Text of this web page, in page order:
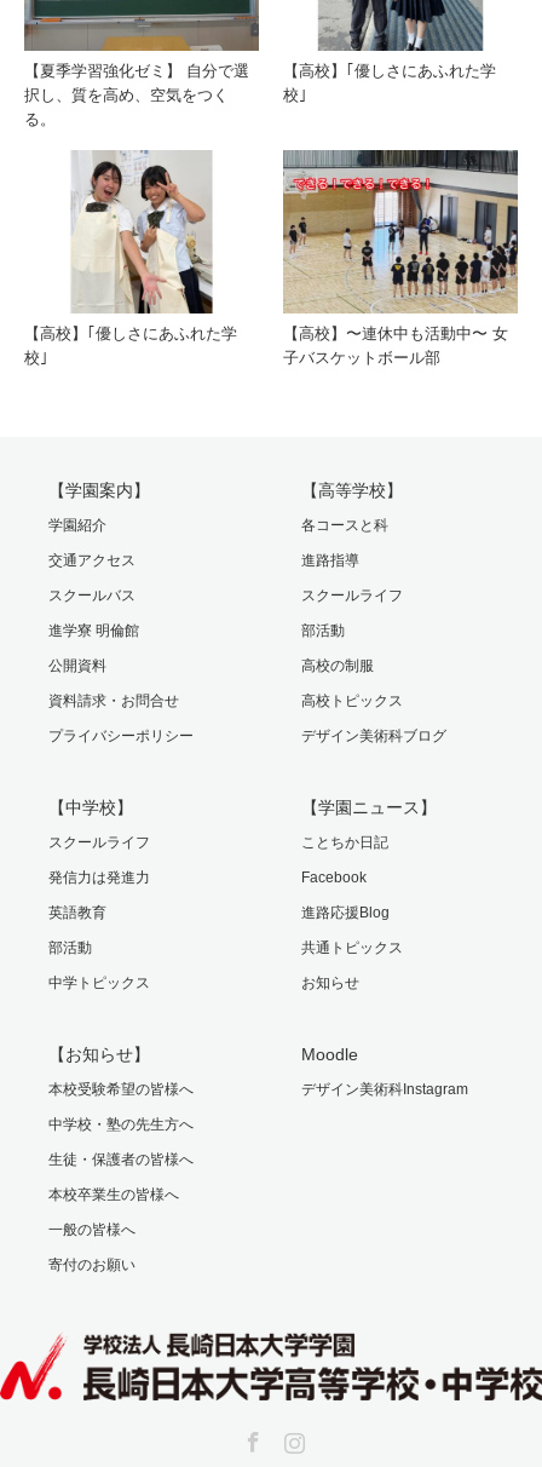
【夏季学習強化ゼミ】 自分で選
択し、質を高め、空気をつく
る。
【高校】｢優しさにあふれた学
校｣
【高校】｢優しさにあふれた学
校｣
【高校】〜連休中も活動中〜 女
子バスケットボール部
【学園案内】
学園紹介
交通アクセス
スクールバス
進学寮 明倫館
公開資料
資料請求・お問合せ
プライバシーポリシー
【高等学校】
各コースと科
進路指導
スクールライフ
部活動
高校の制服
高校トピックス
デザイン美術科ブログ
【中学校】
スクールライフ
発信力は発進力
英語教育
部活動
中学トピックス
【学園ニュース】
ことちか日記
Facebook
進路応援Blog
共通トピックス
お知らせ
【お知らせ】
本校受験希望の皆様へ
中学校・塾の先生方へ
生徒・保護者の皆様へ
本校卒業生の皆様へ
一般の皆様へ
寄付のお願い
Moodle
デザイン美術科Instagram